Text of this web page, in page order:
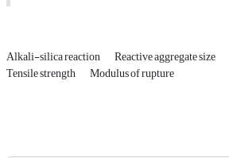
Alkali-silica reaction Reactive aggregate size
Tensile strength Modulus of rupture